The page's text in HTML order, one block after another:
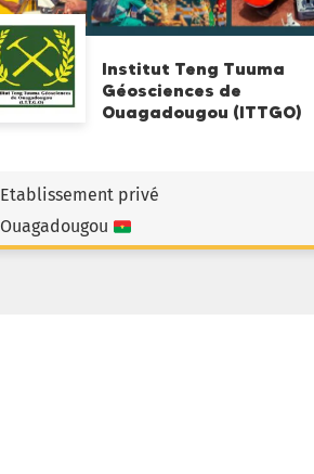
Institut Teng Tuuma
Géosciences de
Ouagadougou (ITTGO)
Etablissement privé
Ouagadougou